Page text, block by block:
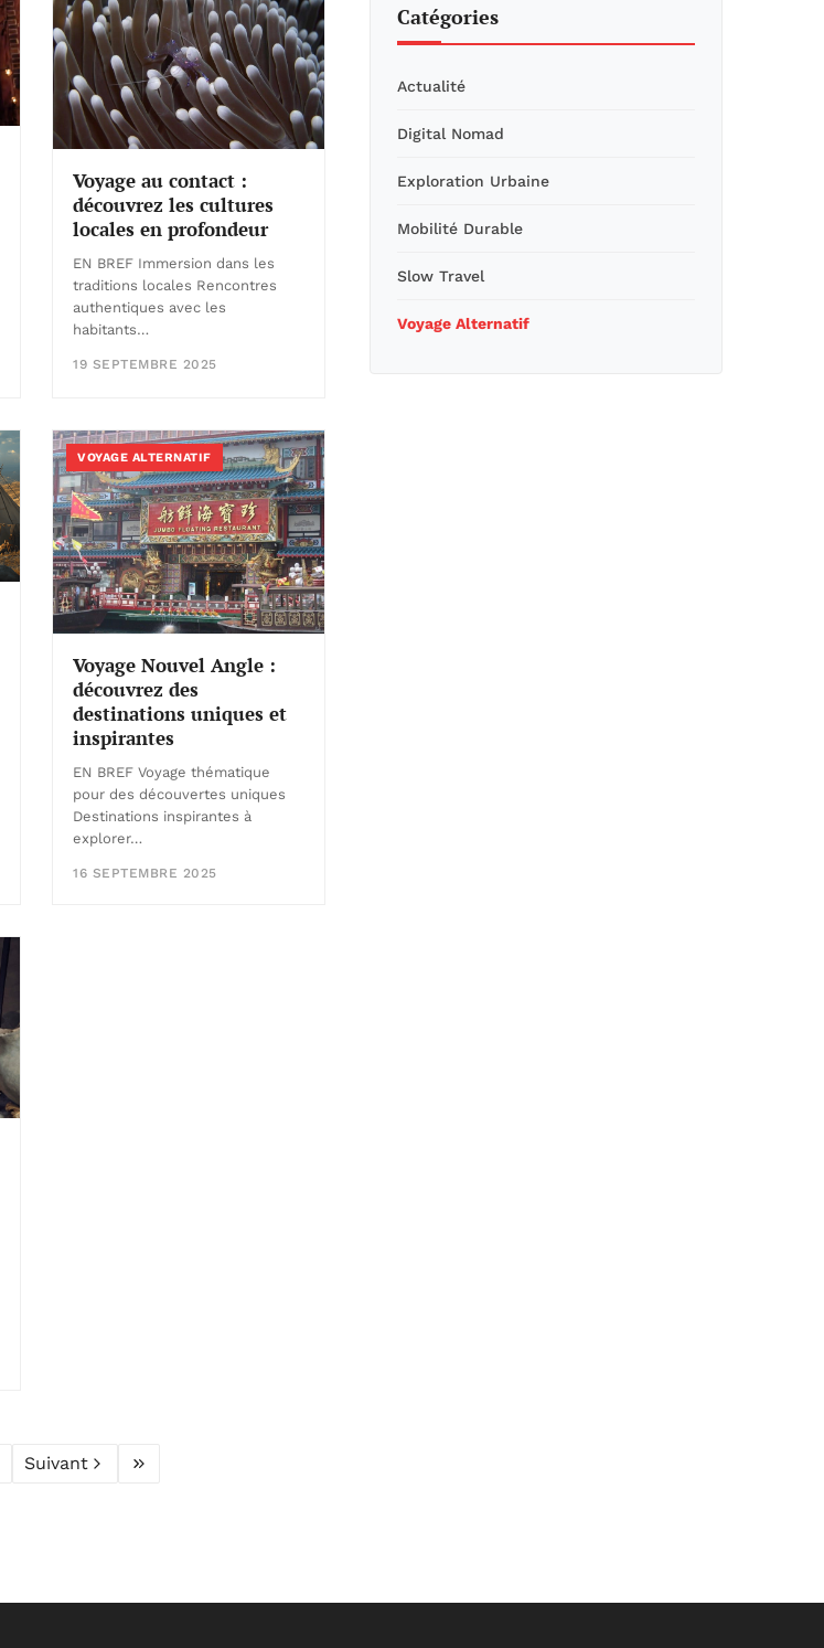
Voyage au contact :
découvrez les cultures
locales en profondeur
EN BREF Immersion dans les
traditions locales Rencontres
authentiques avec les
habitants…
19 SEPTEMBRE 2025
VOYAGE ALTERNATIF
Voyage Nouvel Angle :
découvrez des
destinations uniques et
inspirantes
EN BREF Voyage thématique
pour des découvertes uniques
Destinations inspirantes à
explorer…
16 SEPTEMBRE 2025
Suivant
Catégories
Actualité
Digital Nomad
Exploration Urbaine
Mobilité Durable
Slow Travel
Voyage Alternatif